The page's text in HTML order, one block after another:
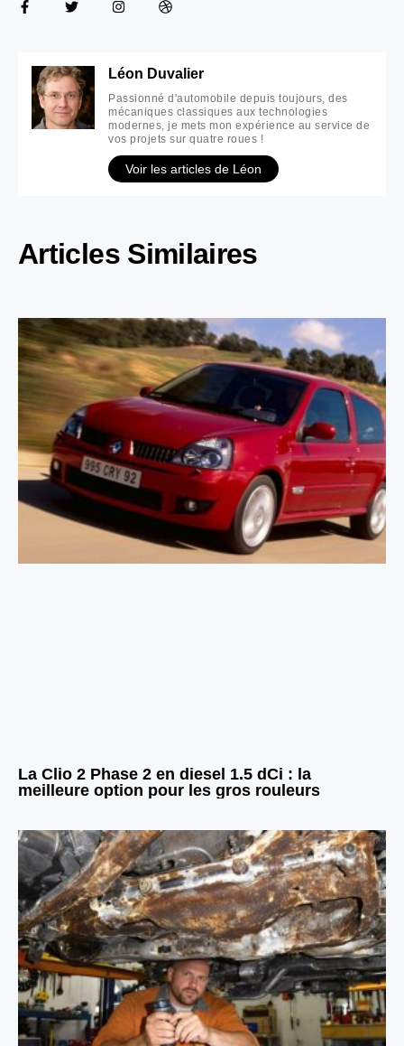
Léon Duvalier
Passionné d'automobile depuis toujours, des
mécaniques classiques aux technologies
modernes, je mets mon expérience au service de
vos projets sur quatre roues !
Voir les articles de Léon
Articles Similaires
La Clio 2 Phase 2 en diesel 1.5 dCi : la
meilleure option pour les gros rouleurs